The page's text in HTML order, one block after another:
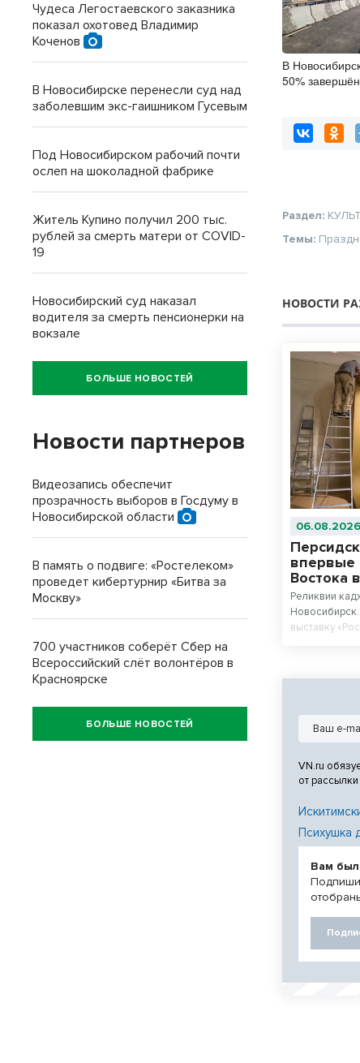
В
50%
Раздел:
Темы:
НОВОСТИ
06.08.2026
впервые
Востока
Реликвии
выставку
VN.ru
от
Психушка
Вам
Чудеса Легостаевского заказника
показал охотовед Владимир
Коченов
В Новосибирске перенесли суд над
заболевшим экс-гаишником Гусевым
Под Новосибирском рабочий почти
ослеп на шоколадной фабрике
Житель Купино получил 200 тыс.
рублей за смерть матери от COVID-
19
Новосибирский суд наказал
водителя за смерть пенсионерки на
вокзале
БОЛЬШЕ НОВОСТЕЙ
Новости партнеров
Видеозапись обеспечит
прозрачность выборов в Госдуму в
Новосибирской области
В память о подвиге: «Ростелеком»
проведет кибертурнир «Битва за
Москву»
700 участников соберёт Сбер на
Всероссийский слёт волонтёров в
Красноярске
БОЛЬШЕ НОВОСТЕЙ